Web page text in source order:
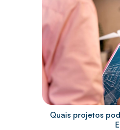
Quais projetos